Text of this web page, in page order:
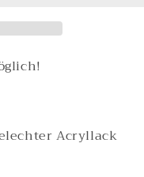
Acryllack